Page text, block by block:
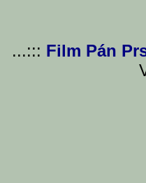
...::: Film Pán